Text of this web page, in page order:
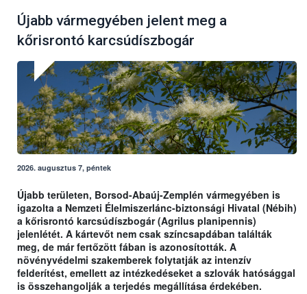
Újabb vármegyében jelent meg a
kőrisrontó karcsúdíszbogár
2026. augusztus 7, péntek
Újabb területen, Borsod-Abaúj-Zemplén vármegyében is
igazolta a Nemzeti Élelmiszerlánc-biztonsági Hivatal (Nébih)
a kőrisrontó karcsúdíszbogár (Agrilus planipennis)
jelenlétét. A kártevőt nem csak színcsapdában találták
meg, de már fertőzött fában is azonosították. A
növényvédelmi szakemberek folytatják az intenzív
felderítést, emellett az intézkedéseket a szlovák hatósággal
is összehangolják a terjedés megállítása érdekében.